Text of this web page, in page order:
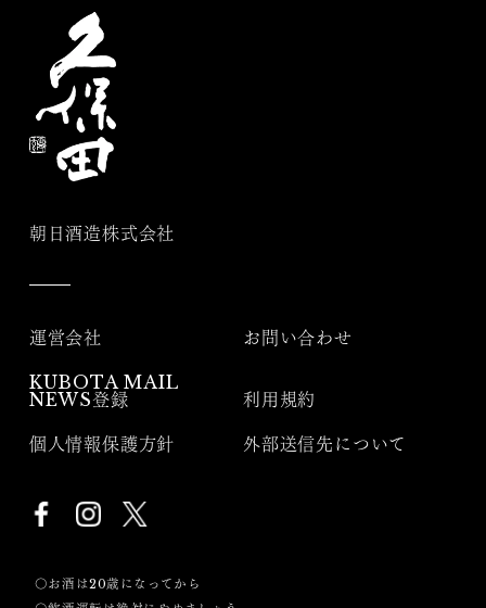
朝日酒造株式会社
運営会社 お問い合わせ
KUBOTA MAIL
NEWS登録
利用規約
個人情報保護方針 外部送信先について
〇お酒は20歳になってから